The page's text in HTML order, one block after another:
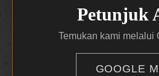
Petunjuk
Temukan kami melalui
GOOGLE